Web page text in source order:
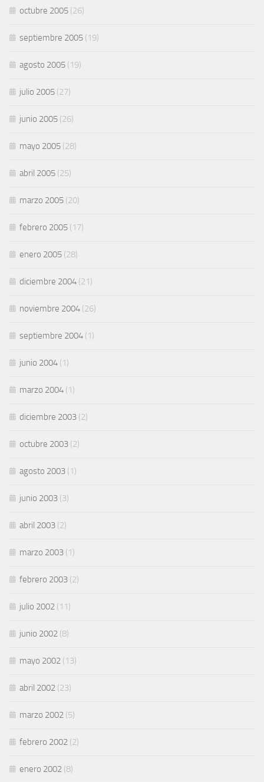
octubre 2005 (26)
septiembre 2005 (19)
agosto 2005 (19)
julio 2005 (27)
junio 2005 (26)
mayo 2005 (28)
abril 2005 (25)
marzo 2005 (20)
febrero 2005 (17)
enero 2005 (28)
diciembre 2004 (21)
noviembre 2004 (26)
septiembre 2004 (1)
junio 2004 (1)
marzo 2004 (1)
diciembre 2003 (2)
octubre 2003 (2)
agosto 2003 (1)
junio 2003 (3)
abril 2003 (2)
marzo 2003 (1)
febrero 2003 (2)
julio 2002 (11)
junio 2002 (8)
mayo 2002 (13)
abril 2002 (23)
marzo 2002 (5)
febrero 2002 (2)
enero 2002 (8)